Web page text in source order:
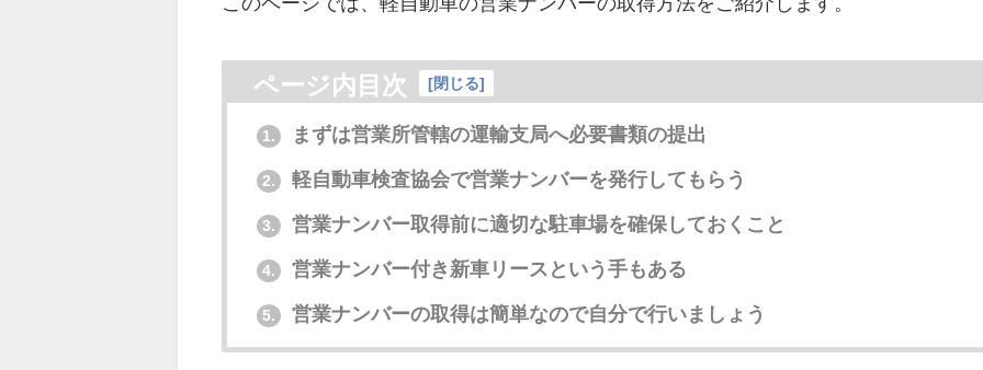
ページ内目次 [閉じる]
1. まずは営業所管轄の運輸支局へ必要書類の提出
2. 軽自動車検査協会で営業ナンバーを発行してもらう
3. 営業ナンバー取得前に適切な駐車場を確保しておくこと
4. 営業ナンバー付き新車リースという手もある
5. 営業ナンバーの取得は簡単なので自分で行いましょう